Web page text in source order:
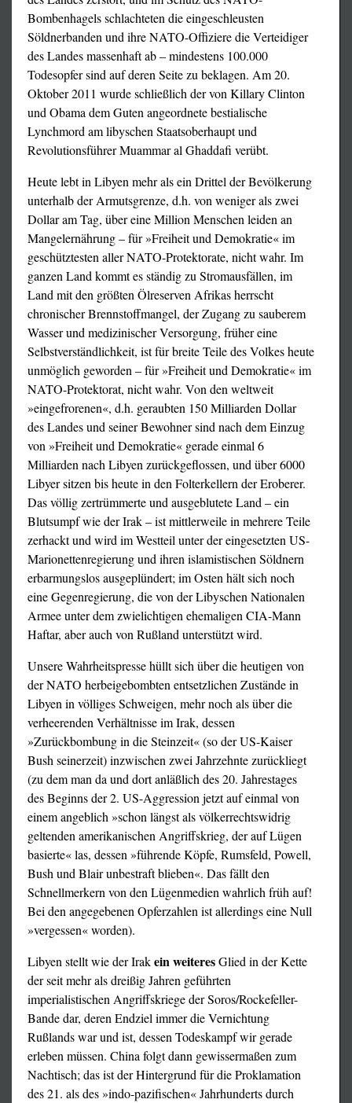
Bombenhagels schlachteten die eingeschleusten
Söldnerbanden und ihre NATO-Offiziere die Verteidiger
des Landes massenhaft ab – mindestens 100.000
Todesopfer sind auf deren Seite zu beklagen. Am 20.
Oktober 2011 wurde schließlich der von Killary Clinton
und Obama dem Guten angeordnete bestialische
Lynchmord am libyschen Staatsoberhaupt und
Revolutionsführer Muammar al Ghaddafi verübt.
Heute lebt in Libyen mehr als ein Drittel der Bevölkerung
unterhalb der Armutsgrenze, d.h. von weniger als zwei
Dollar am Tag, über eine Million Menschen leiden an
Mangelernährung – für »Freiheit und Demokratie« im
geschütztesten aller NATO-Protektorate, nicht wahr. Im
ganzen Land kommt es ständig zu Stromausfällen, im
Land mit den größten Ölreserven Afrikas herrscht
chronischer Brennstoffmangel, der Zugang zu sauberem
Wasser und medizinischer Versorgung, früher eine
Selbstverständlichkeit, ist für breite Teile des Volkes heute
unmöglich geworden – für »Freiheit und Demokratie« im
NATO-Protektorat, nicht wahr. Von den weltweit
»eingefrorenen«, d.h. geraubten 150 Milliarden Dollar
des Landes und seiner Bewohner sind nach dem Einzug
von »Freiheit und Demokratie« gerade einmal 6
Milliarden nach Libyen zurückgeflossen, und über 6000
Libyer sitzen bis heute in den Folterkellern der Eroberer.
Das völlig zertrümmerte und ausgeblutete Land – ein
Blutsumpf wie der Irak – ist mittlerweile in mehrere Teile
zerhackt und wird im Westteil unter der eingesetzten US-
Marionettenregierung und ihren islamistischen Söldnern
erbarmungslos ausgeplündert; im Osten hält sich noch
eine Gegenregierung, die von der Libyschen Nationalen
Armee unter dem zwielichtigen ehemaligen CIA-Mann
Haftar, aber auch von Rußland unterstützt wird.
Unsere Wahrheitspresse hüllt sich über die heutigen von
der NATO herbeigebombten entsetzlichen Zustände in
Libyen in völliges Schweigen, mehr noch als über die
verheerenden Verhältnisse im Irak, dessen
»Zurückbombung in die Steinzeit« (so der US-Kaiser
Bush seinerzeit) inzwischen zwei Jahrzehnte zurückliegt
(zu dem man da und dort anläßlich des 20. Jahrestages
des Beginns der 2. US-Aggression jetzt auf einmal von
einem angeblich »schon längst als völkerrechtswidrig
geltenden amerikanischen Angriffskrieg, der auf Lügen
basierte« las, dessen »führende Köpfe, Rumsfeld, Powell,
Bush und Blair unbestraft blieben«. Das fällt den
Schnellmerkern von den Lügenmedien wahrlich früh auf!
Bei den angegebenen Opferzahlen ist allerdings eine Null
»vergessen« worden).
Libyen stellt wie der Irakein weiteresGlied in der Kette
der seit mehr als dreißig Jahren geführten
imperialistischen Angriffskriege der Soros/Rockefeller-
Bande dar, deren Endziel immer die Vernichtung
Rußlands war und ist, dessen Todeskampf wir gerade
erleben müssen. China folgt dann gewissermaßen zum
Nachtisch; das ist der Hintergrund für die Proklamation
des 21. als des »indo-pazifischen« Jahrhunderts durch